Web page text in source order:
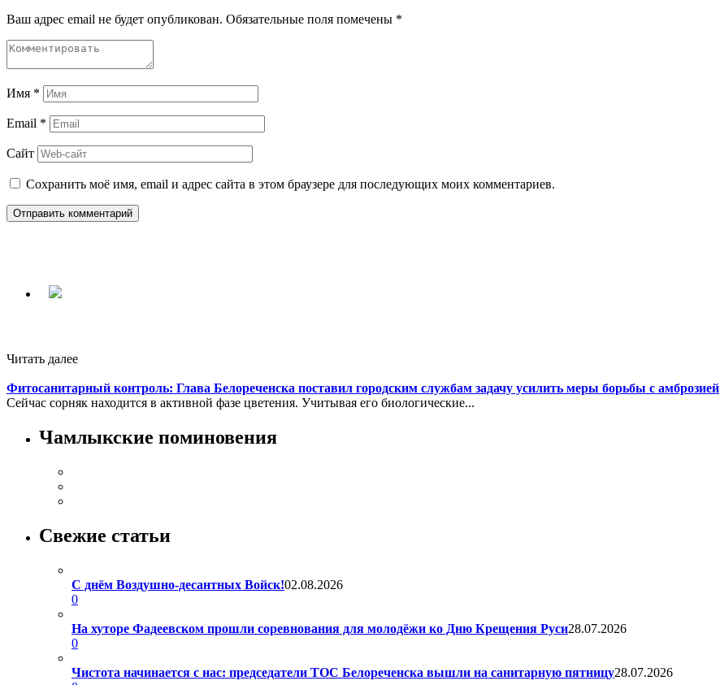
Ваш адрес email не будет опубликован. Обязательные поля помечены *
Имя *
Email *
Сайт
Сохранить моё имя, email и адрес сайта в этом браузере для последующих моих комментариев.
Читать далее
Фитосанитарный контроль: Глава Белореченска поставил городским службам задачу усилить меры борьбы с амброзией
Сейчас сорняк находится в активной фазе цветения. Учитывая его биологические...
Чамлыкские поминовения
Свежие статьи
С днём Воздушно-десантных Войск!02.08.2026
0
На хуторе Фадеевском прошли соревнования для молодёжи ко Дню Крещения Руси28.07.2026
0
Чистота начинается с нас: председатели ТОС Белореченска вышли на санитарную пятницу28.07.2026